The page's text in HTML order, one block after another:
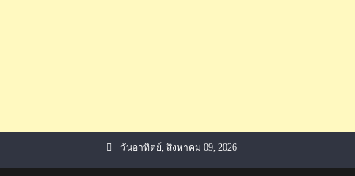
วันอาทิตย์, สิงหาคม 09, 2026